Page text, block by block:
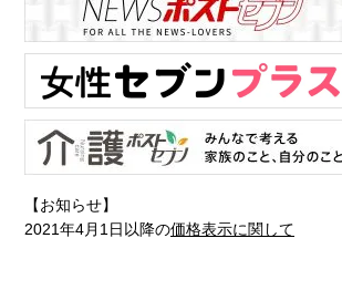
【お知らせ】
2021年4月1日以降の価格表示に関して